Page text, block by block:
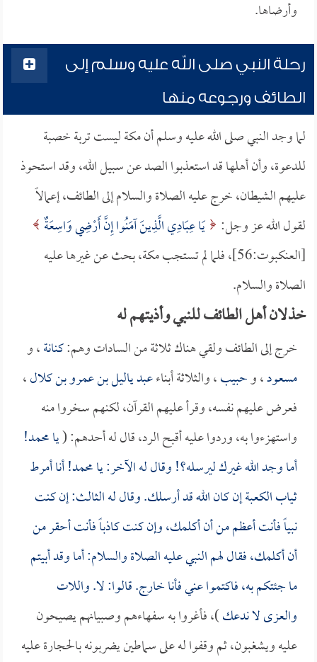
وأرضاها.
رحلة النبي صلى الله عليه وسلم إلى
الطائف ورجوعه منها
لما وجد النبي صلى الله عليه وسلم أن مكة ليست تربة خصبة
للدعوة، وأن أهلها قد استعذبوا الصد عن سبيل الله، وقد استحوذ
عليهم الشيطان، خرج عليه الصلاة والسلام إلى الطائف، إعمالاً
لقول الله عز وجل: يَا عِبَادِي الَّذِينَ آمَنُوا إِنَّ أَرْضِي وَاسِعَةٌ
[العنكبوت:56]، فلما لم تستجب مكة، بحث عن غيرها عليه
الصلاة والسلام.
خذلان أهل الطائف للنبي وأذيتهم له
خرج إلى الطائف ولقي هناك ثلاثة من السادات وهم:كنانة، و
مسعود، وحبيب، والثلاثة أبناءعبد ياليل بن عمرو بن كلال،
فعرض عليهم نفسه، وقرأ عليهم القرآن، لكنهم سخروا منه
واستهزءوا به، وردوا عليه أقبح الرد، قال له أحدهم: (يا محمد!
أما وجد الله غيرك ليرسله؟! وقال له الآخر: يا محمد! أنا أمرط
ثياب الكعبة إن كان الله قد أرسلك. وقال له الثالث: إن كنت
نبياً فأنت أعظم من أن أكلمك، وإن كنت كاذباً فأنت أحقر من
أن أكلمك، فقال لهم النبي عليه الصلاة والسلام: أما وقد أبيتم
ما جئتكم به، فاكتموا عني فأنا خارج. قالوا: لا. واللات
والعزى لا ندعك)، فأغروا به سفهاءهم وصبيانهم يصيحون
عليه ويشغبون، ثم وقفوا له على سماطين يضربونه بالحجارة عليه